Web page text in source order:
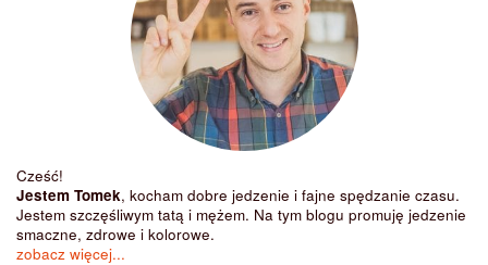
Cześć!
Jestem Tomek, kocham dobre jedzenie i fajne spędzanie czasu.
Jestem szczęśliwym tatą i mężem. Na tym blogu promuję jedzenie
smaczne, zdrowe i kolorowe.
zobacz więcej...